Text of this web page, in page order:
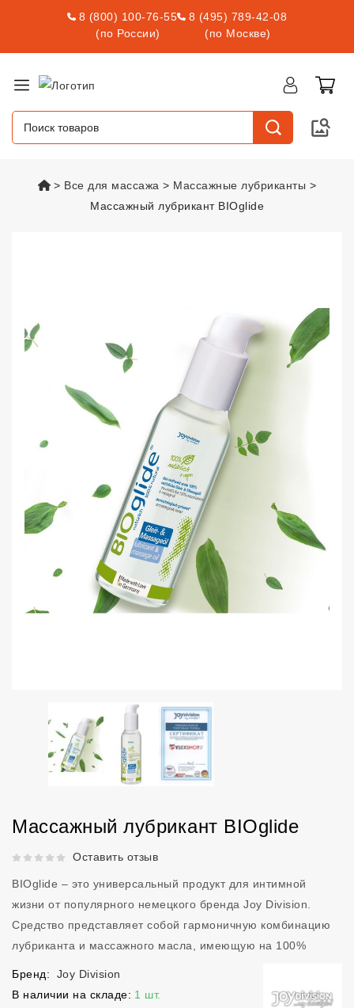
8 (800) 100-76-55
(по России)
8 (495) 789-42-08
(по Москве)
vsexshop.ru
Все для массажа
Массажные лубриканты
Массажный лубрикант BIOglide
Массажный лубрикант BIOglide
Рейтинг 5 из 5.Оставить отзыв
BIOglide – это универсальный продукт для интимной
жизни от популярного немецкого бренда Joy Division.
Средство представляет собой гармоничную комбинацию
лубриканта и массажного масла, имеющую на 100%
Бренд:
Joy Division
В наличии на складе: 1 шт.